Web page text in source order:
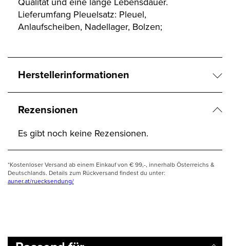
Lieferumfang Pleuelsatz: Pleuel,
Anlaufscheiben, Nadellager, Bolzen;
Herstellerinformationen
Rezensionen
Es gibt noch keine Rezensionen.
*Kostenloser Versand ab einem Einkauf von € 99,-, innerhalb Österreichs &
Deutschlands. Details zum Rückversand findest du unter:
auner.at/ruecksendung/